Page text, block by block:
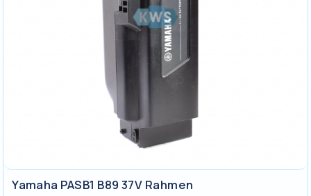
Yamaha PASB1 B89 37V Rahmen